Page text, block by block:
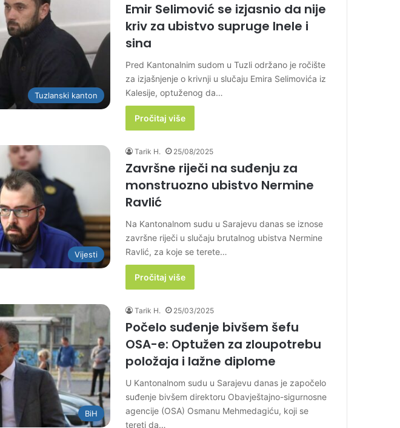
Tuzlanski kanton
Emir Selimović se izjasnio da nije
kriv za ubistvo supruge Inele i
sina
Pred Kantonalnim sudom u Tuzli održano je ročište
za izjašnjenje o krivnji u slučaju Emira Selimovića iz
Kalesije, optuženog da…
Pročitaj više
Vijesti
Tarik H. 25/08/2025
Završne riječi na suđenju za
monstruozno ubistvo Nermine
Ravlić
Na Kantonalnom sudu u Sarajevu danas se iznose
završne riječi u slučaju brutalnog ubistva Nermine
Ravlić, za koje se terete…
Pročitaj više
BiH
Tarik H. 25/03/2025
Počelo suđenje bivšem šefu
OSA-e: Optužen za zloupotrebu
položaja i lažne diplome
U Kantonalnom sudu u Sarajevu danas je započelo
suđenje bivšem direktoru Obavještajno-sigurnosne
agencije (OSA) Osmanu Mehmedagiću, koji se
tereti da…